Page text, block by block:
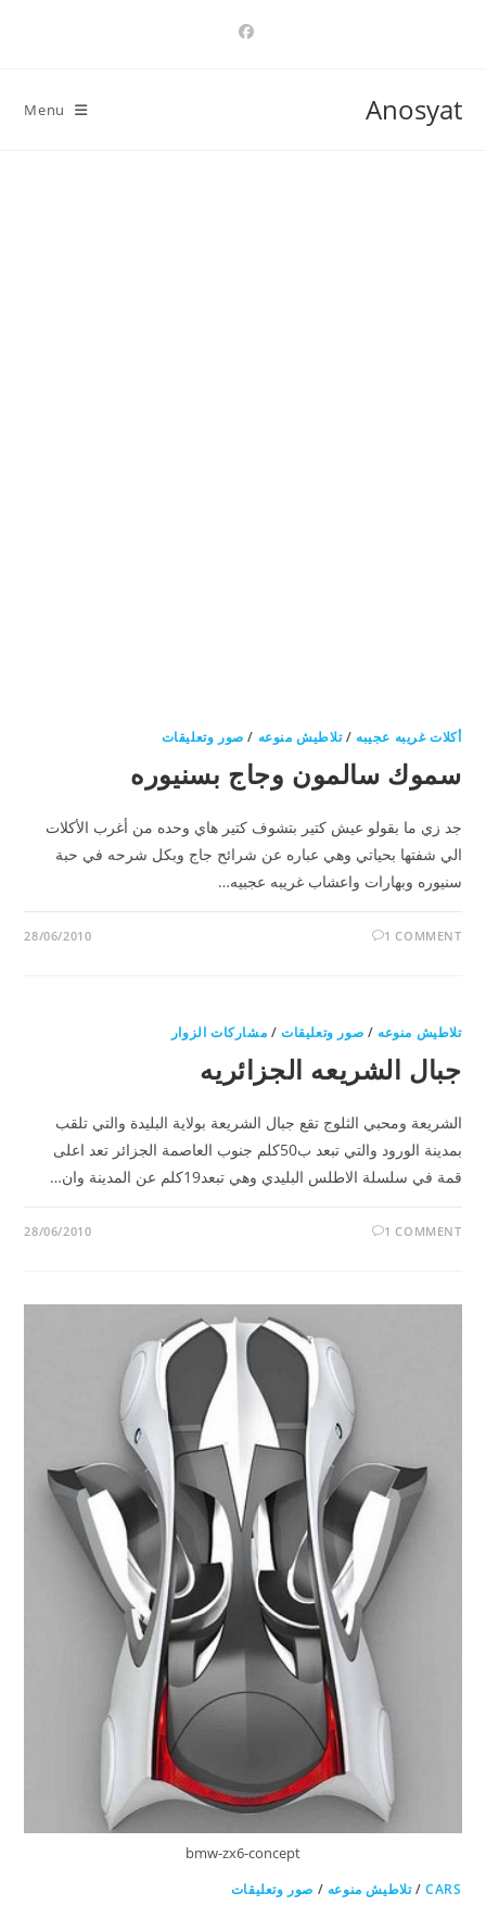
Anosyat
Menu
أكلات غريبه عجيبه /تلاطيش منوعه / صور وتعليقات
سموك سالمون وجاج بسنيوره
جد زي ما بقولو عيش كتير بتشوف كتير هاي وحده من أغرب الأكلات
الي شفتها بحياتي وهي عباره عن شرائح جاج وبكل شرحه في حبة
سنيوره وبهارات واعشاب غريبه عجبيه…
1 COMMENT
28/06/2010
تلاطيش منوعه / صور وتعليقات / مشاركات الزوار
جبال الشريعه الجزائريه
الشريعة ومحبي الثلوج تقع جبال الشريعة بولاية البليدة والتي تلقب
بمدينة الورود والتي تبعد ب50كلم جنوب العاصمة الجزائر تعد اعلى
قمة في سلسلة الاطلس البليدي وهي تبعد19كلم عن المدينة وان…
1 COMMENT
28/06/2010
bmw-zx6-concept
CARS
/تلاطيش منوعه / صور وتعليقات